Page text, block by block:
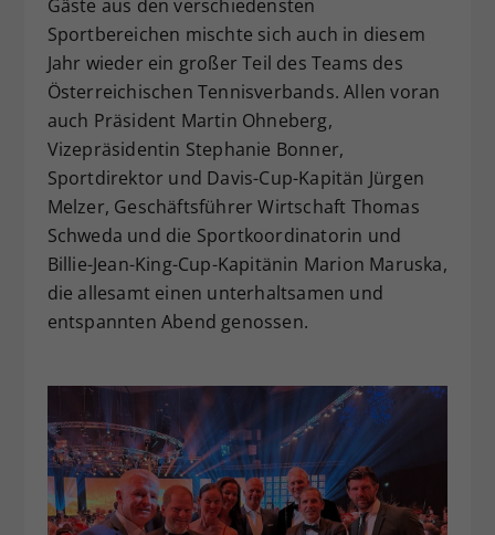
Gäste aus den verschiedensten
Sportbereichen mischte sich auch in diesem
Jahr wieder ein großer Teil des Teams des
Österreichischen Tennisverbands. Allen voran
auch Präsident Martin Ohneberg,
Vizepräsidentin Stephanie Bonner,
Sportdirektor und Davis-Cup-Kapitän Jürgen
Melzer, Geschäftsführer Wirtschaft Thomas
Schweda und die Sportkoordinatorin und
Billie-Jean-King-Cup-Kapitänin Marion Maruska,
die allesamt einen unterhaltsamen und
entspannten Abend genossen.